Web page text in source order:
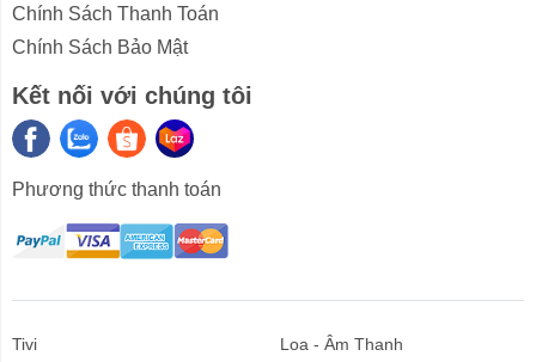
len, cotton, vải lanh
Chính Sách Thanh Toán
Chính Sách Bảo Mật
Kết nối với chúng tôi
Phương thức thanh toán
Tivi
Loa - Âm Thanh